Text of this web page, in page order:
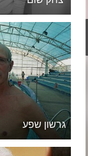
גרשון שפע